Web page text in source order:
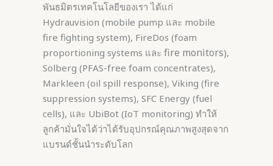
พันธมิตรเทคโนโลยีของเรา ได้แก่
Hydrauvision (mobile pump และ mobile
fire fighting system), FireDos (foam
proportioning systems และ fire monitors),
Solberg (PFAS-free foam concentrates),
Markleen (oil spill response), Viking (fire
suppression systems), SFC Energy (fuel
cells), และ UbiBot (IoT monitoring) ทำให้
ลูกค้ามั่นใจได้ว่าได้รับอุปกรณ์คุณภาพสูงสุดจาก
แบรนด์ชั้นนำระดับโลก